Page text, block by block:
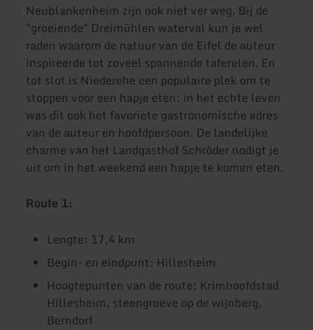
Neublankenheim zijn ook niet ver weg. Bij de
"groeiende" Dreimühlen waterval kun je wel
raden waarom de natuur van de Eifel de auteur
inspireerde tot zoveel spannende taferelen. En
tot slot is Niederehe een populaire plek om te
stoppen voor een hapje eten: in het echte leven
was dit ook het favoriete gastronomische adres
van de auteur en hoofdpersoon. De landelijke
charme van het Landgasthof Schröder nodigt je
uit om in het weekend een hapje te komen eten.
Route 1:
Lengte: 17,4 km
Begin- en eindpunt: Hillesheim
Hoogtepunten van de route: Krimhoofdstad
Hillesheim, steengroeve op de wijnberg,
Berndorf